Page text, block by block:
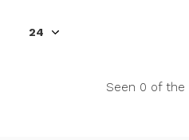
Seen 0 of the